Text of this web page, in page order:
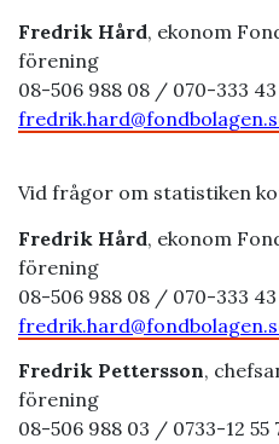
Fredrik Hård, ekonom
förening
08-506 988 08 / 070-333
Vid frågor om statistiken
Fredrik Hård, ekonom
förening
08-506 988 08 / 070-333
Fredrik Pettersson,
förening
08-506 988 03 / 0733-12 55